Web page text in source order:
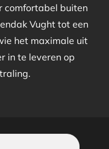
comfortabel buiten
Vught tot een
het maximale uit
in te leveren op